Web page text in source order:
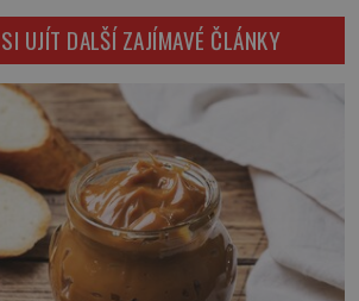
i v Evropě? Vznik tsunami si […]
Jsou ale výjimky, kde pohřební
plačky smutně žmoulají kapesníky
nikoli při smutečním obřadu, ale
při pohledu na výši vyměřené
podpory v nezaměstnanosti. Kam
vás pozveme? Unikátní hřbitov,
který si vysloužil název „Veselý“,
najdeme v rumunské vesnici
Sapanta, nedaleko hranic […]
UJÍT DALŠÍ ZAJÍMAVÉ ČLÁNKY